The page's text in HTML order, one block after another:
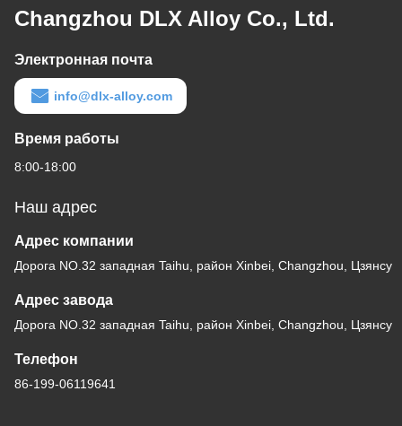
Changzhou DLX Alloy Co., Ltd.
Электронная почта
info@dlx-alloy.com
Время работы
8:00-18:00
Наш адрес
Адрес компании
Дорога NO.32 западная Taihu, район Xinbei, Changzhou, Цзянсу
Адрес завода
Дорога NO.32 западная Taihu, район Xinbei, Changzhou, Цзянсу
Телефон
86-199-06119641